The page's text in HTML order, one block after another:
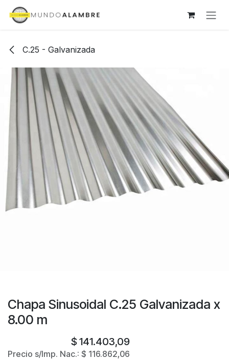
Ir al contenido
C.25 - Galvanizada
Chapa Sinusoidal C.25 Galvanizada x
8.00 m
$ 141.403,09
Precio s/Imp. Nac.: $ 116.862,06